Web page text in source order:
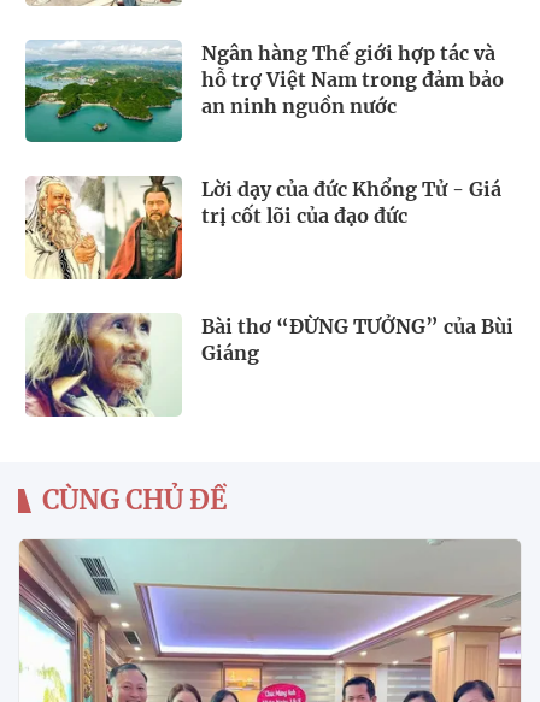
Ngân hàng Thế giới hợp tác và
hỗ trợ Việt Nam trong đảm bảo
an ninh nguồn nước
Lời dạy của đức Khổng Tử - Giá
trị cốt lõi của đạo đức
Bài thơ “ĐỪNG TƯỞNG” của Bùi
Giáng
CÙNG CHỦ ĐỀ